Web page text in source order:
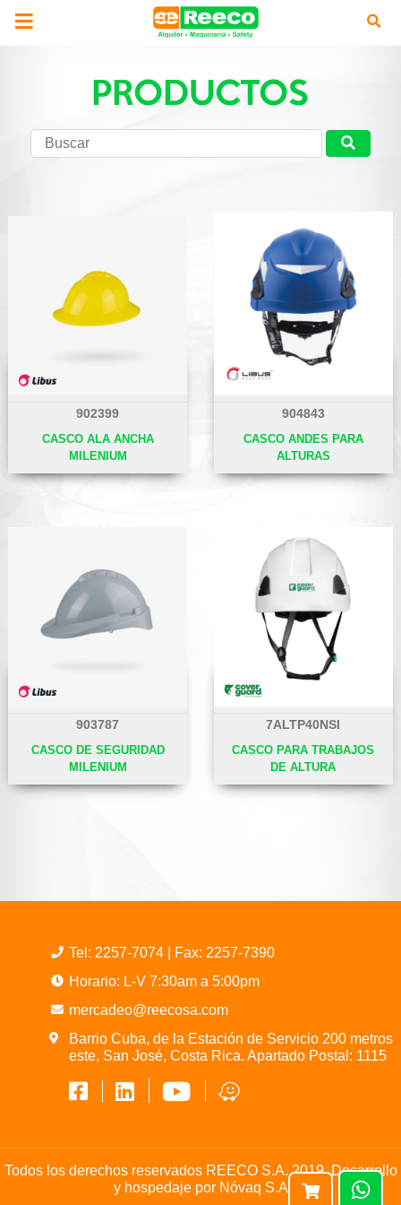
PRODUCTOS
902399
CASCO ALA ANCHA
MILENIUM
904843
CASCO ANDES PARA
ALTURAS
903787
CASCO DE SEGURIDAD
MILENIUM
7ALTP40NSI
CASCO PARA TRABAJOS
DE ALTURA
Tel: 2257-7074
| Fax: 2257-7390
Horario: L-V 7:30am a 5:00pm
mercadeo@reecosa.com
Barrio Cuba, de la Estación de Servicio 200 metros
este, San José, Costa Rica. Apartado Postal: 1115
Todos los derechos reservados REECO S.A. 2019. Desarrollo
y hospedaje por Nóvaq S.A